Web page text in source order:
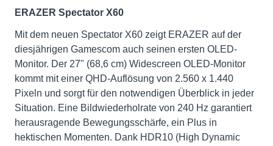
ERAZER Spectator X60
Mit dem neuen Spectator X60 zeigt ERAZER auf der
diesjährigen Gamescom auch seinen ersten OLED-
Monitor. Der 27" (68,6 cm) Widescreen OLED-Monitor
kommt mit einer QHD-Auflösung von 2.560 x 1.440
Pixeln und sorgt für den notwendigen Überblick in jeder
Situation. Eine Bildwiederholrate von 240 Hz garantiert
herausragende Bewegungsschärfe, ein Plus in
hektischen Momenten. Dank HDR10 (High Dynamic